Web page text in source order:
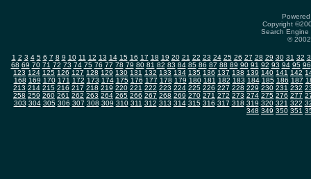
Copyright
Search
©
1 2 3 4 5 6 7 8 9 10 11 12 13 14 15 16 17 18 19 20 21 22 23 24 25 26 27 28 29 30 31 32
68 69 70 71 72 73 74 75 76 77 78 79 80 81 82 83 84 85 86 87 88 89 90 91 92 93 94 95 96
123 124 125 126 127 128 129 130 131 132 133 134 135 136 137 138 139 140 141 142
168 169 170 171 172 173 174 175 176 177 178 179 180 181 182 183 184 185 186 187
213 214 215 216 217 218 219 220 221 222 223 224 225 226 227 228 229 230 231 232
258 259 260 261 262 263 264 265 266 267 268 269 270 271 272 273 274 275 276 277
303 304 305 306 307 308 309 310 311 312 313 314 315 316 317 318 319 320 321 322
348 349 350 351